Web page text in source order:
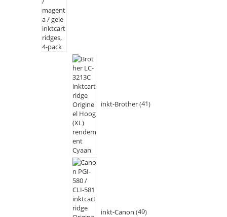
inkt-Brother 41
inkt-Canon 49